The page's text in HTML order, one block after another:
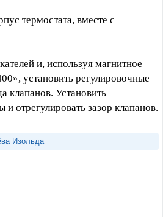
термостата, вместе с
и, используя магнитное
установить регулировочные
клапанов. Установить
и отрегулировать зазор клапанов.
Изольда